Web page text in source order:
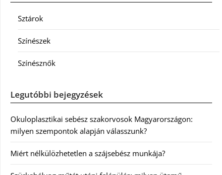
Sztárok
Színészek
Színésznők
Legutóbbi bejegyzések
Okuloplasztikai sebész szakorvosok Magyarországon:
milyen szempontok alapján válasszunk?
Miért nélkülözhetetlen a szájsebész munkája?